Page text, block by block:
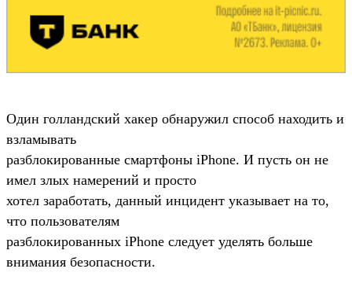
Один голландский хакер обнаружил способ находить и
взламывать
разблокированные смартфоны iPhone. И пусть он не
имел злых намерений и просто
хотел заработать, данный инцидент указывает на то,
что пользователям
разблокированных iPhone следует уделять больше
внимания безопасности.